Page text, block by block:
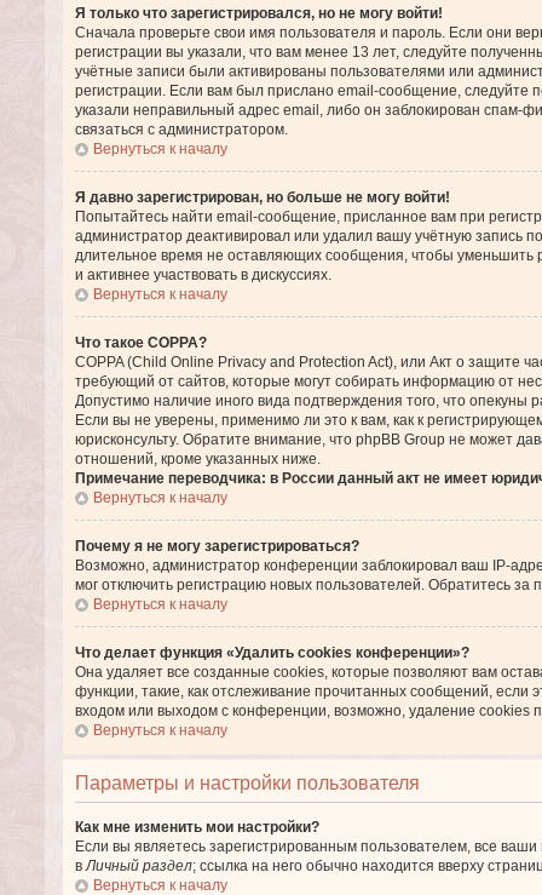
Я только что зарегистрировался, но не могу войти!
Сначала проверьте свои имя пользователя и пароль. Если они
регистрации вы указали, что вам менее 13 лет, следуйте
учётные записи были активированы пользователями или
регистрации. Если вам был прислано email-сообщение,
указали неправильный адрес email, либо он заблокирован спам-
связаться с администратором.
Вернуться к началу
Я давно зарегистрирован, но больше не могу войти!
Попытайтесь найти email-сообщение, присланное вам при
администратор деактивировал или удалил вашу учётную запись
длительное время не оставляющих сообщения, чтобы уменьшить
и активнее участвовать в дискуссиях.
Вернуться к началу
Что такое COPPA?
COPPA (Child Online Privacy and Protection Act), или Акт о защите
требующий от сайтов, которые могут собирать информацию от
Допустимо наличие иного вида подтверждения того, что
Если вы не уверены, применимо ли это к вам, как к
юрисконсульту. Обратите внимание, что phpBB Group не может
отношений, кроме указанных ниже.
Примечание переводчика: в России данный акт не имеет
Вернуться к началу
Почему я не могу зарегистрироваться?
Возможно, администратор конференции заблокировал ваш IP-
мог отключить регистрацию новых пользователей. Обратитесь
Вернуться к началу
Что делает функция «Удалить cookies конференции»?
Она удаляет все созданные cookies, которые позволяют вам
функции, такие, как отслеживание прочитанных сообщений,
входом или выходом с конференции, возможно, удаление cookies
Вернуться к началу
Параметры и настройки пользователя
Как мне изменить мои настройки?
Если вы являетесь зарегистрированным пользователем, все
в Личный раздел; ссылка на него обычно находится вверху
Вернуться к началу